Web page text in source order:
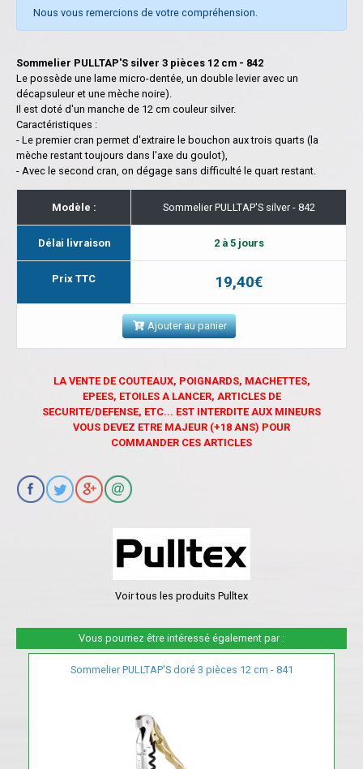
Nous vous remercions de votre compréhension.
Sommelier PULLTAP'S silver 3 pièces 12 cm - 842
Le possède une lame micro-dentée, un double levier avec un
décapsuleur et une mèche noire).
Il est doté d'un manche de 12 cm couleur silver.
Caractéristiques :
- Le premier cran permet d'extraire le bouchon aux trois quarts (la
mèche restant toujours dans l'axe du goulot),
- Avec le second cran, on dégage sans difficulté le quart restant.
Modèle : Sommelier PULLTAP'S silver - 842
Délai livraison 2 à 5 jours
Prix TTC 19,40€
Ajouter au panier
LA VENTE DE COUTEAUX, POIGNARDS, MACHETTES,
EPEES, ETOILES A LANCER, ARTICLES DE
SECURITE/DEFENSE, ETC... EST INTERDITE AUX MINEURS
VOUS DEVEZ ETRE MAJEUR (+18 ANS) POUR
COMMANDER CES ARTICLES
Voir tous les produits Pulltex
Vous pourriez être intéressé également par :
Sommelier PULLTAP'S doré 3 pièces 12 cm - 841